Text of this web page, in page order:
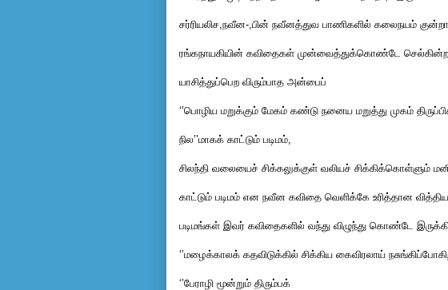
சர்ரியலிச,நவீன-,பின் நவீனத்துவ பாணிகளில் கலைநயம்
ரங்கநாயகியின் கவிதைகள் முன்வைத்துக்கொண்டே
யாசித்துப்பெற விரும்பாத அன்பைப்
‘’பொழிய மறுக்கும் மேகம் கண்டு நனைய மறுத்து முகம்
நில’’மாகக் காட்டும் படிமம்,
சிலந்தி வலையைச் சிக்கலுக்குள் வலியச் சிக்கிக்கொள்ளும்
காட்டும் படிமம் என நவீன கவிதை வெளிக்கே உரித்தான
படிமங்கள் இவர் கவிதைகளில் வந்து விழுந்து கொண்டே
‘’மழைக்காலக் கதவிடுக்கில் சிக்கிய கைவிரலாய்
‘’பேராழி மூன்றும் திரும்பக்